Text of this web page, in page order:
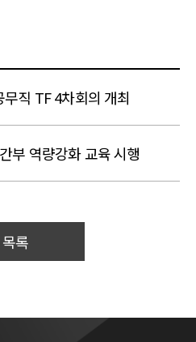
직 TF 4차회의 개최
부 역량강화 교육 시행
목록